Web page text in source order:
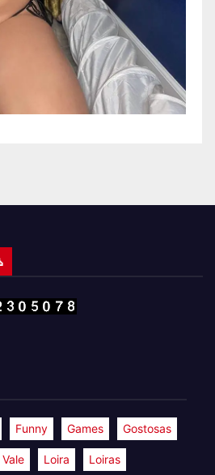
Funny Games Gostosas
Loira Loiras